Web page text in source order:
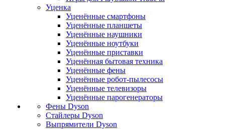
Уценка
Уценённые смартфоны
Уценённые планшеты
Уценённые наушники
Уценённые ноутбуки
Уценённые приставки
Уценённая бытовая техника
Уценённые фены
Уценённые робот-пылесосы
Уценённые телевизоры
Уценённые парогенераторы
Фены Dyson
Стайлеры Dyson
Выпрямители Dyson